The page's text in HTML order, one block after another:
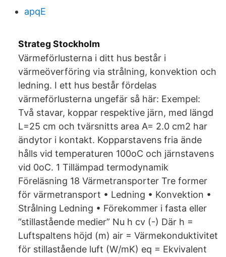
apqE
Strateg Stockholm
Värmeförlusterna i ditt hus består i
värmeöverföring via strålning, konvektion och
ledning. I ett hus består fördelas
värmeförlusterna ungefär så här: Exempel:
Två stavar, koppar respektive järn, med längd
L=25 cm och tvärsnitts area A= 2.0 cm2 har
ändytor i kontakt. Kopparstavens fria ände
hålls vid temperaturen 100oC och järnstavens
vid 0oC. 1 Tillämpad termodynamik
Föreläsning 18 Värmetransporter Tre former
för värmetransport • Ledning • Konvektion •
Strålning Ledning • Förekommer i fasta eller
”stillastående medier” Nu h cv (-) Där h =
Luftspaltens höjd (m) air = Värmekonduktivitet
för stillastående luft (W/mK) eq = Ekvivalent